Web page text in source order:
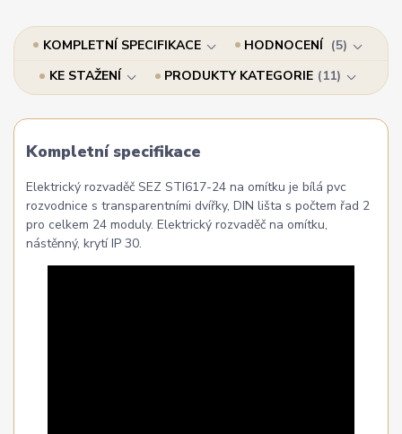
KOMPLETNÍ SPECIFIKACE HODNOCENÍ
5
KE STAŽENÍ
PRODUKTY KATEGORIE 11
Kompletní specifikace
Elektrický rozvaděč SEZ STI617-24 na omítku je bílá pvc
rozvodnice s transparentními dvířky, DIN lišta s počtem řad 2
pro celkem 24 moduly. Elektrický rozvaděč na omítku,
nástěnný, krytí IP 30.